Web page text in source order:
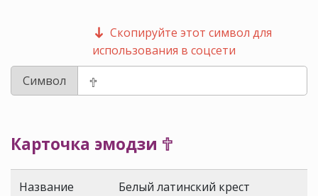
Скопируйте этот символ для
использования в соцсети
Символ
Карточка эмодзи 🕆
Название Белый латинский крест